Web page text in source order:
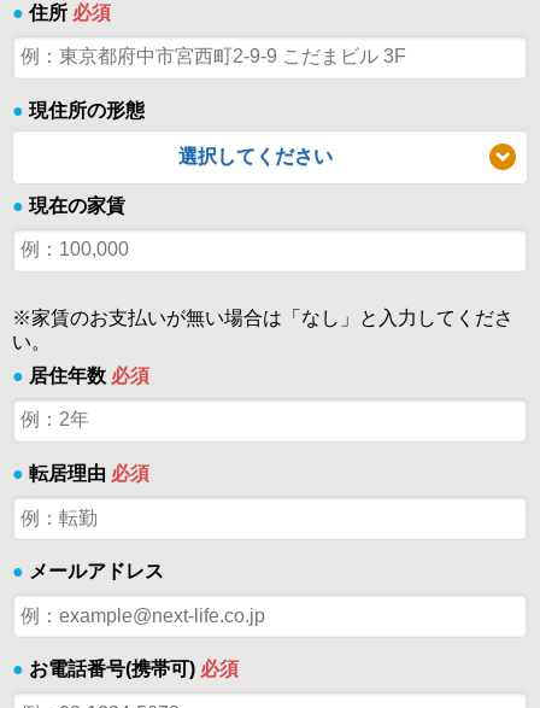
● 住所 必須
● 現住所の形態
選択してください
● 現在の家賃
※家賃のお支払いが無い場合は「なし」と入力してくださ
い。
● 居住年数 必須
● 転居理由 必須
● メールアドレス
● お電話番号(携帯可) 必須